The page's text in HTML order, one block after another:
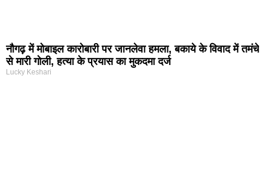
नौगढ़ में मोबाइल कारोबारी पर जानलेवा हमला, बकाये के विवाद में तमंचे
से मारी गोली, हत्या के प्रयास का मुकदमा दर्ज
Lucky Keshari